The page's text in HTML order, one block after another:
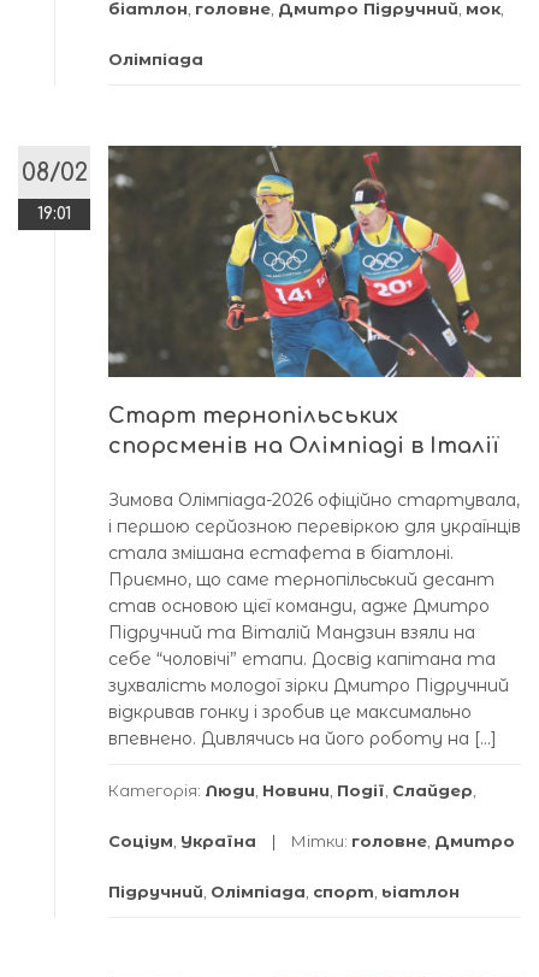
біатлон головне Дмитро Підручний мок
Олімпіада
08/02
19:01
Старт тернопільських
спорсменів на Олімпіаді в Італії
Зимова Олімпіада-2026 офіційно стартувала,
і першою серйозною перевіркою для українців
стала змішана естафета в біатлоні.
Приємно, що саме тернопільський десант
став основою цієї команди, адже Дмитро
Підручний та Віталій Мандзин взяли на
себе “чоловічі” етапи. Досвід капітана та
зухвалість молодої зірки Дмитро Підручний
відкривав гонку і зробив це максимально
впевнено. Дивлячись на його роботу на […]
Категорія: Люди Новини Події Слайдер
Соціум Україна Мітки: головне Дмитро
Підручний Олімпіада спорт ьіатлон